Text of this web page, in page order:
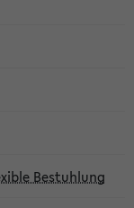
Bestuhlung